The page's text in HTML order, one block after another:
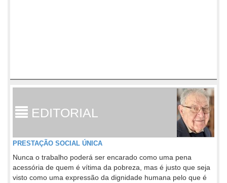
EDITORIAL
PRESTAÇÃO SOCIAL ÚNICA
Nunca o trabalho poderá ser encarado como uma pena
acessória de quem é vítima da pobreza, mas é justo que seja
visto como uma expressão da dignidade humana pelo que é